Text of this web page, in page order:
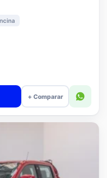
+ Comparar